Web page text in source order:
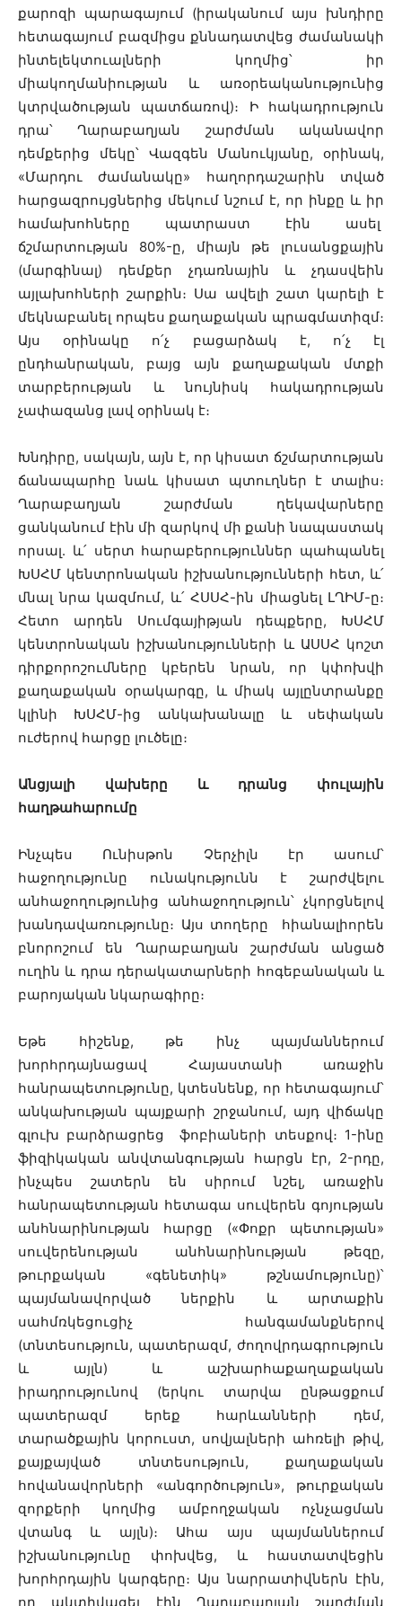
քարոզի պարագայում (իրականում այս խնդիրը
հետագայում բազմիցս քննադատվեց ժամանակի
ինտելեկտուալների կողմից՝ իր
միակողմանիության և առօրեականությունից
կտրվածության պատճառով)։ Ի հակադրություն
դրա՝ Ղարաբաղյան շարժման ականավոր
դեմքերից մեկը՝ Վազգեն Մանուկյանը, օրինակ,
«Մարդու ժամանակը» հաղորդաշարին տված
հարցազրույցներից մեկում նշում է, որ ինքը և իր
համախոհները պատրաստ էին ասել
ճշմարտության 80%-ը, միայն թե լուսանցքային
(մարգինալ) դեմքեր չդառնային և չդասվեին
այլախոհների շարքին։ Սա ավելի շատ կարելի է
մեկնաբանել որպես քաղաքական պրագմատիզմ։
Այս օրինակը ո՛չ բացարձակ է, ո՛չ էլ
ընդհանրական, բայց այն քաղաքական մտքի
տարբերության և նույնիսկ հակադրության
չափազանց լավ օրինակ է։
Խնդիրը, սակայն, այն է, որ կիսատ ճշմարտության
ճանապարհը նաև կիսատ պտուղներ է տալիս։
Ղարաբաղյան շարժման ղեկավարները
ցանկանում էին մի զարկով մի քանի նապաստակ
որսալ. և՛ սերտ հարաբերություններ պահպանել
ԽՍՀՄ կենտրոնական իշխանությունների հետ, և՛
մնալ նրա կազմում, և՛ ՀՍՍՀ-ին միացնել ԼՂԻՄ-ը։
Հետո արդեն Սումգայիթյան դեպքերը, ԽՍՀՄ
կենտրոնական իշխանությունների և ԱՍՍՀ կոշտ
դիրքորոշումները կբերեն նրան, որ կփոխվի
քաղաքական օրակարգը, և միակ այլընտրանքը
կլինի ԽՍՀՄ-ից անկախանալը և սեփական
ուժերով հարցը լուծելը։
Անցյալի վախերը և դրանց փուլային
հաղթահարումը
Ինչպես Ունիսթոն Չերչիլն էր ասում՝
հաջողությունը ունակությունն է շարժվելու
անհաջողությունից անհաջողություն՝ չկորցնելով
խանդավառությունը։ Այս տողերը հիանալիորեն
բնորոշում են Ղարաբաղյան շարժման անցած
ուղին և դրա դերակատարների հոգեբանական և
բարոյական նկարագիրը։
Եթե հիշենք, թե ինչ պայմաններում
խորհրդայնացավ Հայաստանի առաջին
հանրապետությունը, կտեսնենք, որ հետագայում՝
անկախության պայքարի շրջանում, այդ վիճակը
գլուխ բարձրացրեց ֆոբիաների տեսքով։ 1-ինը
ֆիզիկական անվտանգության հարցն էր, 2-րդը,
ինչպես շատերն են սիրում նշել, առաջին
հանրապետության հետագա սուվերեն գոյության
անհնարինության հարցը («Փոքր պետության»
սուվերենության անհնարինության թեզը,
թուրքական «գենետիկ» թշնամությունը)՝
պայմանավորված ներքին և արտաքին
սահմռկեցուցիչ հանգամանքներով
(տնտեսություն, պատերազմ, ժողովրդագրություն
և այլն) և աշխարհաքաղաքական
իրադրությունով (երկու տարվա ընթացքում
պատերազմ երեք հարևանների դեմ,
տարածքային կորուստ, սովյալների ահռելի թիվ,
քայքայված տնտեսություն, քաղաքական
հովանավորների «անգործություն», թուրքական
զորքերի կողմից ամբողջական ոչնչացման
վտանգ և այլն)։ Ահա այս պայմաններում
իշխանությունը փոխվեց, և հաստատվեցին
խորհրդային կարգերը։ Այս նարրատիվներն էին,
որ ակտիվացել էին Ղարաբաղյան շարժման